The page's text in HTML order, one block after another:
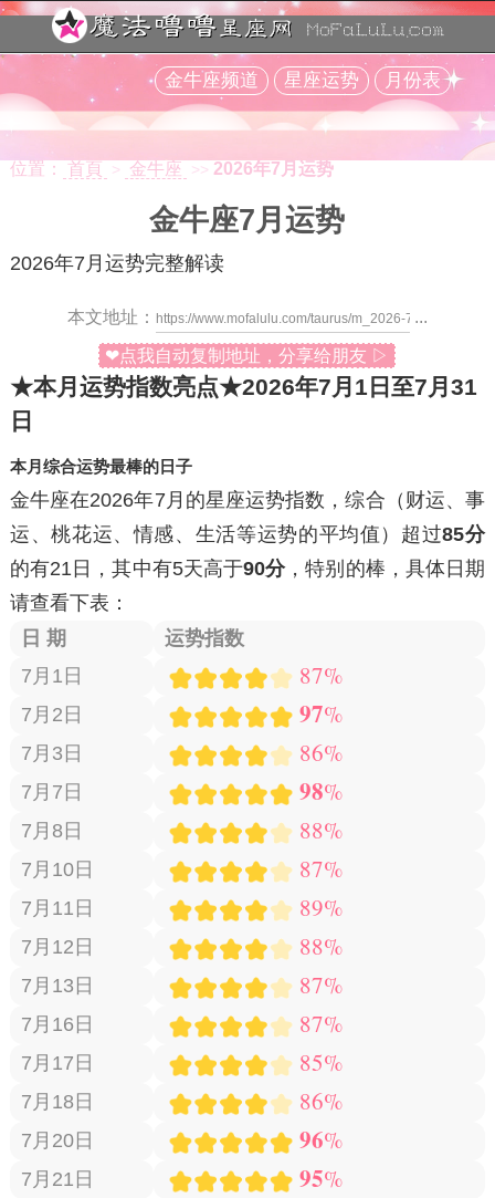
金牛座频道 星座运势 月份表
位置： 首頁 > 金牛座 >> 2026年7月运势
金牛座7月运势
2026年7月运势完整解读
本文地址： ...
❤点我自动复制地址，分享给朋友 ▷
★本月运势指数亮点★2026年7月1日至7月31
日
本月综合运势最棒的日子
金牛座在2026年7月的星座运势指数，综合 （财运、事
运、桃花运、情感、生活等运势的平均值） 超过85分
的有21日 ，其中有5天高于90分，特别的棒，具体日期
请查看下表：
日 期
运势指数
7月1日
87%
7月2日 97%
7月3日 86%
7月7日 98%
7月8日 88%
7月10日 87%
7月11日 89%
7月12日 88%
7月13日 87%
7月16日 87%
7月17日 85%
7月18日 86%
7月20日 96%
7月21日 95%